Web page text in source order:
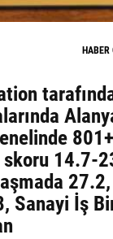
HABER
14.7-
Sanayi İş